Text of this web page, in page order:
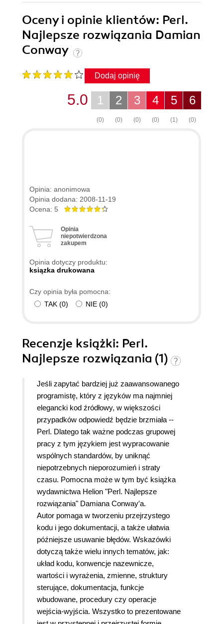
Oceny i opinie klientów: Perl.
Najlepsze rozwiązania Damian
Conway
Dodaj opinię
6
(0)
5
(1)
4
(0)
3
(0)
2
(0)
1
(0)
5.0
Opinia: anonimowa
Opinia dodana: 2008-11-19
Ocena: 5
Opinia
niepotwierdzona
zakupem
Opinia dotyczy produktu:
ksiązka drukowana
Czy opinia była pomocna:
TAK (0) NIE (0)
Recenzje książki: Perl.
Najlepsze rozwiązania (1)
Jeśli zapytać bardziej już zaawansowanego
programistę, który z języków ma najmniej
elegancki kod źródłowy, w większości
przypadków odpowiedź będzie brzmiała --
Perl. Dlatego tak ważne podczas grupowej
pracy z tym językiem jest wypracowanie
wspólnych standardów, by uniknąć
niepotrzebnych nieporozumień i straty
czasu. Pomocna może w tym być książka
wydawnictwa Helion "Perl. Najlepsze
rozwiązania" Damiana Conway′a.
Autor pomaga w tworzeniu przejrzystego
kodu i jego dokumentacji, a także ułatwia
późniejsze usuwanie błędów. Wskazówki
dotyczą także wielu innych tematów, jak:
układ kodu, konwencje nazewnicze,
wartości i wyrażenia, zmienne, struktury
sterujące, dokumentacja, funkcje
wbudowane, procedury czy operacje
wejścia-wyjścia. Wszystko to prezentowane